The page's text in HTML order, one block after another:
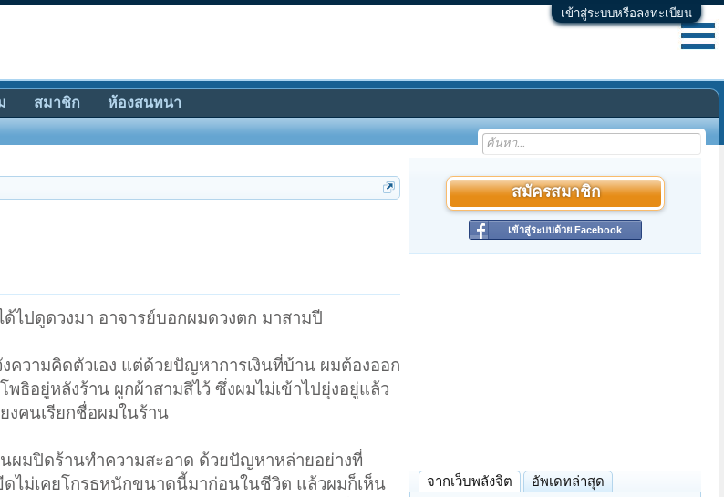
เข้าสู่ระบบหรือลงทะเบียน
ไปดูดวงมา อาจารย์บอกผมดวงตก มาสามปี
วามคิดตัวเอง แต่ด้วยปัญหาการเงินที่บ้าน ผมต้องออก
ธิอยู่หลังร้าน ผูกผ้าสามสีไว้ ซึ่งผมไม่เข้าไปยุ่งอยู่แล้ว
งคนเรียกชื่อผมในร้าน
ผมปิดร้านทำความสะอาด ด้วยปัญหาหล่ายอย่างที่
ไม่เคยโกรธหนักขนาดนี้มาก่อนในชีวิต แล้วผมก็เห็น
สมัครสมาชิก
เข้าสู่ระบบด้วย Facebook
จากเว็บพลังจิต อัพเดทล่าสุด
สมาชิก ห้องสนทนา